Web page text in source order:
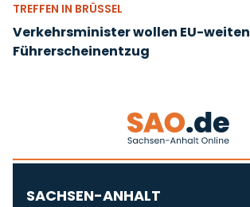
TREFFEN IN BRÜSSEL
Verkehrsminister wollen EU-weiten
Führerscheinentzug
SACHSEN-ANHALT